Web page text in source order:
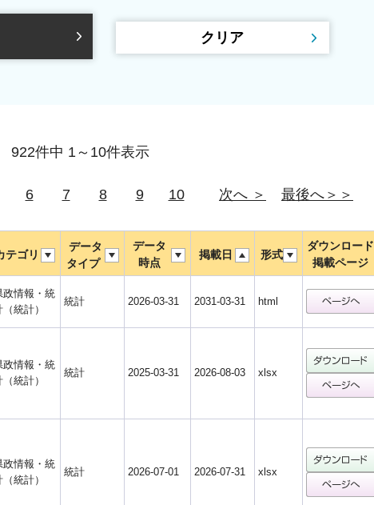
922件中 1～10件表示
6 7 8 9 10 次へ ＞ 最後へ＞＞
テゴリ
データ
タイプ
データ
時点
掲載日 形式
ダウンロード
掲載ページ
政情報・統
（統計）
統計 2026-03-31 2031-03-31 html
政情報・統
（統計）
統計 2025-03-31 2026-08-03 xlsx
政情報・統
（統計）
統計 2026-07-01 2026-07-31 xlsx